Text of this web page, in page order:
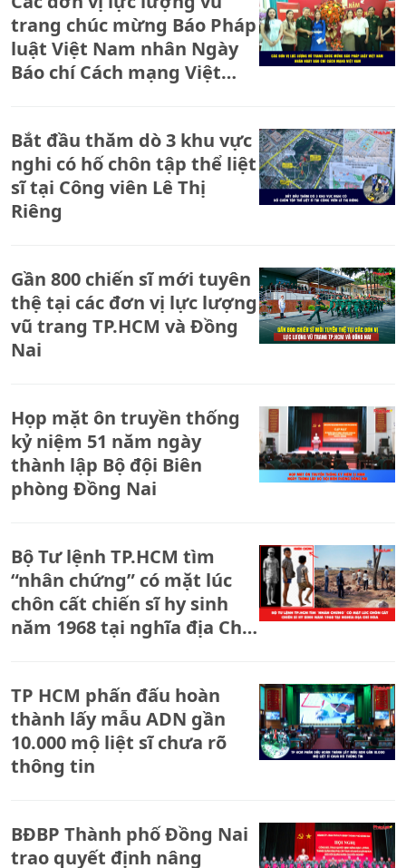
trang chúc mừng Báo Pháp
luật Việt Nam nhân Ngày
Báo chí Cách mạng Việt
Bắt đầu thăm dò 3 khu vực
nghi có hố chôn tập thể liệt
sĩ tại Công viên Lê Thị
Riêng
Gần 800 chiến sĩ mới tuyên
thệ tại các đơn vị lực lượng
vũ trang TP.HCM và Đồng
Nai
Họp mặt ôn truyền thống
kỷ niệm 51 năm ngày
thành lập Bộ đội Biên
phòng Đồng Nai
Bộ Tư lệnh TP.HCM tìm
“nhân chứng” có mặt lúc
chôn cất chiến sĩ hy sinh
năm 1968 tại nghĩa địa Chí
TP HCM phấn đấu hoàn
thành lấy mẫu ADN gần
10.000 mộ liệt sĩ chưa rõ
thông tin
BĐBP Thành phố Đồng Nai
trao quyết định nâng